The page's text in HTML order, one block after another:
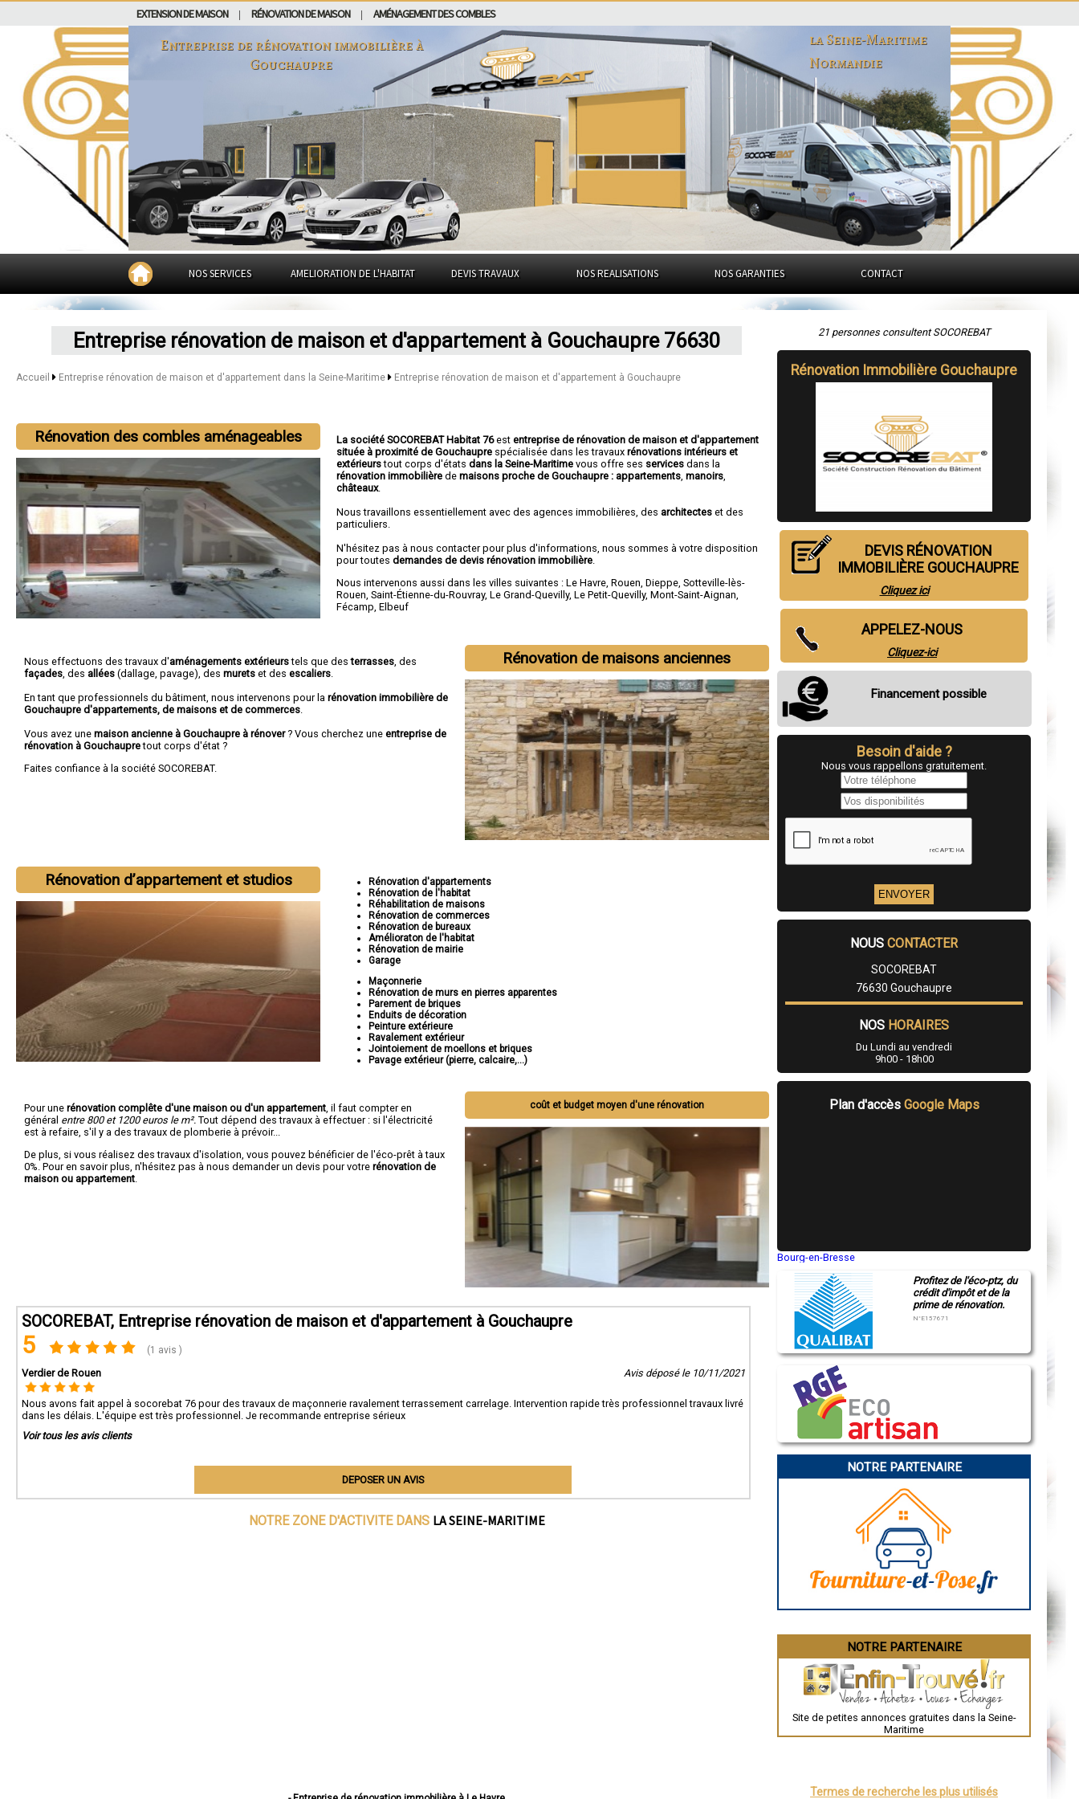
EXTENSION DE MAISON RÉNOVATION DE MAISON AMÉNAGEMENT DES COMBLES
Entreprise de rénovation immobilière à
Gouchaupre
la Seine-Maritime
Normandie
NOS SERVICES AMELIORATION DE L'HABITAT DEVIS TRAVAUX NOS REALISATIONS NOS GARANTIES CONTACT
Entreprise rénovation de maison et d'appartement à Gouchaupre 76630
Accueil Entreprise rénovation de maison et d'appartement dans la Seine-Maritime Entreprise rénovation de maison et d'appartement à Gouchaupre
Rénovation des combles aménageables La société SOCOREBAT Habitat 76estentreprise de rénovation de maison et d'appartement
située à proximité de Gouchaupre spécialisée dans les travauxrénovations intérieurs et
extérieurstout corps d'états dans la Seine-Maritimevous offre ses services dans la
rénovation immobilière demaisons proche de Gouchaupre : appartements ,manoirs
châteaux.
Nous travaillons essentiellement avec des agences immobilières, des architectes et des
particuliers.
N'hésitez pas à nous contacter pour plus d'informations, nous sommes à votre disposition
pour toutesdemandes de devis rénovation immobilière
Nous intervenons aussi dans les villes suivantes :Le Havre ,Rouen ,Dieppe ,Sotteville-lès-
Rouen ,Saint-Étienne-du-Rouvray,Le Grand-Quevilly,Le Petit-Quevilly,Mont-Saint-Aignan
Fécamp ,Elbeuf
Rénovation de maisons anciennes
Nous effectuons des travaux d'aménagements extérieurstels que desterrasses , des
façades , des allées (dallage, pavage), des murets et des escaliers
En tant que professionnels du bâtiment, nous intervenons pour la rénovation immobilière de
Gouchaupre d'appartements, de maisons et de commerces
Vous avez une maison ancienne à Gouchaupre à rénover? Vous cherchez une entreprise de
rénovation à Gouchaupretout corps d'état ?
Faites confiance à la société SOCOREBAT.
Rénovation d’appartement et studios
Rénovation d'appartements
Rénovation de l'habitat
Réhabilitation de maisons
Rénovation de commerces
Rénovation de bureaux
Amélioraton de l'habitat
Rénovation de mairie
Garage
Maçonnerie
Rénovation de murs en pierres apparentes
Parement de briques
Enduits de décoration
Peinture extérieure
Ravalement extérieur
Jointoiement de moellons et briques
Pavage extérieur (pierre, calcaire,...)
coût et budget moyen d'une rénovation
Pour une rénovation complête d'une maison ou d'un appartement , il faut compter en
général entre 800 et 1200 euros le m². Tout dépend des travaux à effectuer : si l'électricité
est à refaire, s'il y a des travaux de plomberie à prévoir...
De plus, si vous réalisez des travaux d'isolation, vous pouvez bénéficier de l'éco-prêt à taux
0%. Pour en savoir plus, n'hésitez pas à nous demander un devis pour votre rénovation de
maison ou appartement
SOCOREBAT, Entreprise rénovation de maison et d'appartement à Gouchaupre
5 (1 avis )
Verdier de Rouen Avis déposé le 10/11/2021
Nous avons fait appel à socorebat 76 pour des travaux de maçonnerie ravalement terrassement carrelage. Intervention rapide très professionnel travaux livré
dans les délais. L'équipe est très professionnel. Je recommande entreprise sérieux
Voir tous les avis clients
DEPOSER UN AVIS
NOTRE ZONE D'ACTIVITE DANS LA SEINE-MARITIME
21 personnes consultent SOCOREBAT
Rénovation Immobilière Gouchaupre
DEVIS RÉNOVATION
IMMOBILIÈRE GOUCHAUPRE
Cliquez ici
APPELEZ-NOUS
Cliquez-ici
Financement possible
Besoin d'aide ?
Nous vous rappellons gratuitement.
NOUS CONTACTER
SOCOREBAT
76630 Gouchaupre
NOS HORAIRES
Du Lundi au vendredi
9h00 - 18h00
Plan d'accès Google Maps
Bourg-en-Bresse
Montluçon
Manosque
Gap
Charleville-Mézières
Pamiers
Narbonne
Rodez
Marseille
Caen
Angoulême
La Rochelle
Brive-la-Gaillarde
Chartres
Toulouse
Châteauroux
Grenoble
Mont-de-Marsan
Saint-Étienne
Profitez de l'éco-ptz, du
crédit d'impôt et de la
prime de rénovation.
N°E157671
NOTRE PARTENAIRE
NOTRE PARTENAIRE
Site de petites annonces gratuites dans la Seine-
Maritime
Termes de recherche les plus utilisés